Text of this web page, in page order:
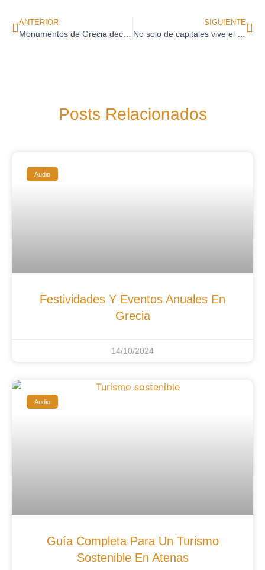
ANTERIOR SIGUIENTE
Posts Relacionados
Audio
Festividades Y Eventos Anuales En
Grecia
14/10/2024
Audio
Guía Completa Para Un Turismo
Sostenible En Atenas